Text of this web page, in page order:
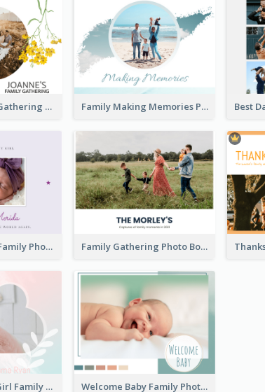
Autumn Family Gathering Photo Book Family Making Memories Photo Book
New Born Baby Family Photo Book Family Gathering Photo Book
Welcome Baby Girl Family Photo Book Welcome Baby Family Photo Book